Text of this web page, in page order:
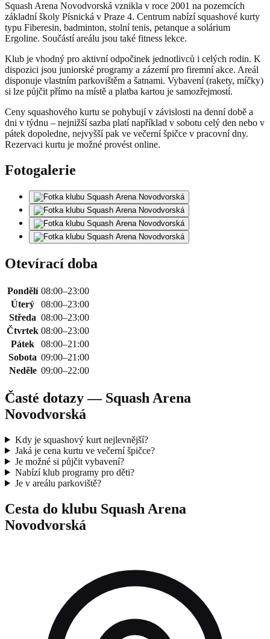
Squash Arena Novodvorská vznikla v roce 2001 na pozemcích
základní školy Písnická v Praze 4. Centrum nabízí squashové kurty
typu Fiberesin, badminton, stolní tenis, petanque a solárium
Ergoline. Součástí areálu jsou také fitness lekce.
Klub je vhodný pro aktivní odpočinek jednotlivců i celých rodin. K
dispozici jsou juniorské programy a zázemí pro firemní akce. Areál
disponuje vlastním parkovištěm a šatnami. Vybavení (rakety, míčky)
si lze půjčit přímo na místě a platba kartou je samozřejmostí.
Ceny squashového kurtu se pohybují v závislosti na denní době a
dni v týdnu – nejnižší sazba platí například v sobotu celý den nebo v
pátek dopoledne, nejvyšší pak ve večerní špičce v pracovní dny.
Rezervaci kurtu je možné provést online.
Fotogalerie
Otevírací doba
Pondělí 08:00–23:00
Úterý
08:00–23:00
Středa 08:00–23:00
Čtvrtek 08:00–23:00
Pátek
08:00–21:00
Sobota 09:00–21:00
Neděle 09:00–22:00
Časté dotazy — Squash Arena
Novodvorská
Kdy je squashový kurt nejlevnější?
Jaká je cena kurtu ve večerní špičce?
Je možné si půjčit vybavení?
Nabízí klub programy pro děti?
Je v areálu parkoviště?
Cesta do klubu Squash Arena
Novodvorská